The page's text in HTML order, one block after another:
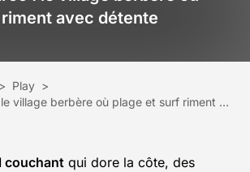
avec détente
> Play >
Tamraght Maroc : le village berbère où plage et surf riment avec détente
couchant qui dore la côte, des